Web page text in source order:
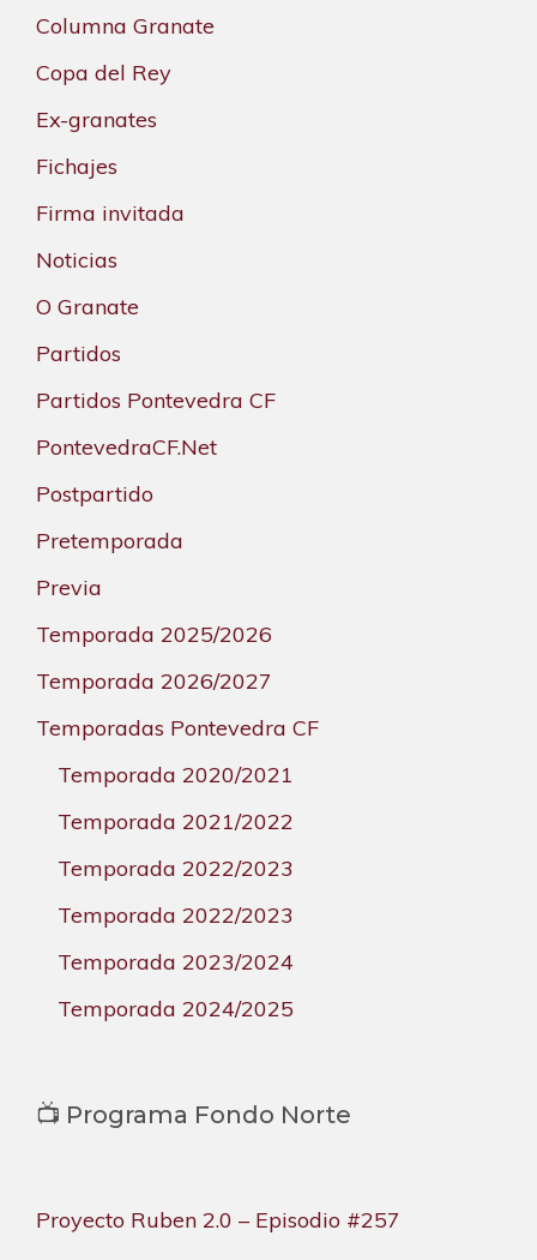
Columna Granate
Copa del Rey
Ex-granates
Fichajes
Firma invitada
Noticias
O Granate
Partidos
Partidos Pontevedra CF
PontevedraCF.Net
Postpartido
Pretemporada
Previa
Temporada 2025/2026
Temporada 2026/2027
Temporadas Pontevedra CF
Temporada 2020/2021
Temporada 2021/2022
Temporada 2022/2023
Temporada 2022/2023
Temporada 2023/2024
Temporada 2024/2025
📺 Programa Fondo Norte
Proyecto Ruben 2.0 – Episodio #257